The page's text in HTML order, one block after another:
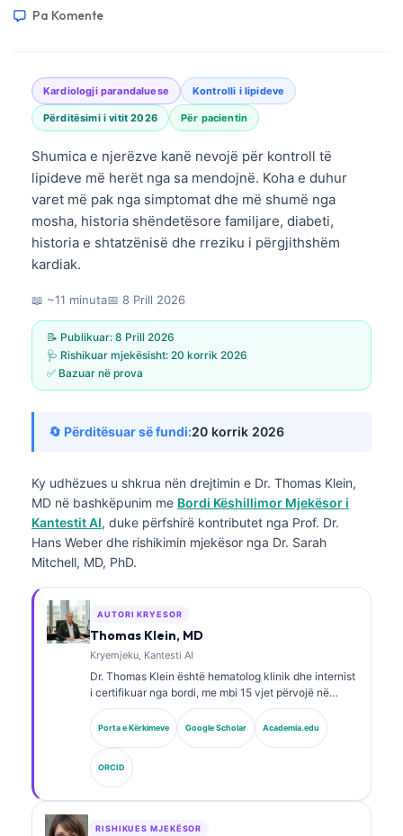
Pa Komente
Kardiologji parandaluese Kontrolli i lipideve
Përditësimi i vitit 2026 Për pacientin
Shumica e njerëzve kanë nevojë për kontroll të
lipideve më herët nga sa mendojnë. Koha e duhur
varet më pak nga simptomat dhe më shumë nga
mosha, historia shëndetësore familjare, diabeti,
historia e shtatzënisë dhe rreziku i përgjithshëm
kardiak.
📖 ~11 minuta📅 8 Prill 2026
📝 Publikuar: 8 Prill 2026
🩺 Rishikuar mjekësisht: 20 korrik 2026
✅ Bazuar në prova
🔄 Përditësuar së fundi:20 korrik 2026
Ky udhëzues u shkrua nën drejtimin e Dr. Thomas Klein,
MD në bashkëpunim me Bordi Këshillimor Mjekësor i
Kantestit AI, duke përfshirë kontributet nga Prof. Dr.
Hans Weber dhe rishikimin mjekësor nga Dr. Sarah
Mitchell, MD, PhD.
AUTORI KRYESOR
Thomas Klein, MD
Kryemjeku, Kantesti AI
Dr. Thomas Klein është hematolog klinik dhe internist
i certifikuar nga bordi, me mbi 15 vjet përvojë në
mjekësinë laboratorike dhe analizë klinike të asistuar
nga AI. Si Shef Mjekësor në Kantesti AI, ai ofron
mbikëqyrje klinike për saktësinë mjekësore të rrjetit
nervor pronësor. Dr. Klein ka publikuar gjerësisht mbi
interpretimin e biomarkerëve dhe diagnostikimin
laboratorik në fusha të mjekësisë laboratorike.
Porta e Kërkimeve Google Scholar Academia.edu
ORCID
RISHIKUES MJEKËSOR